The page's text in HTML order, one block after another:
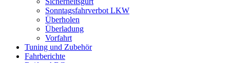
Sonntagsfahrverbot LKW
Überholen
Überladung
Vorfahrt
Tuning und Zubehör
Fahrberichte